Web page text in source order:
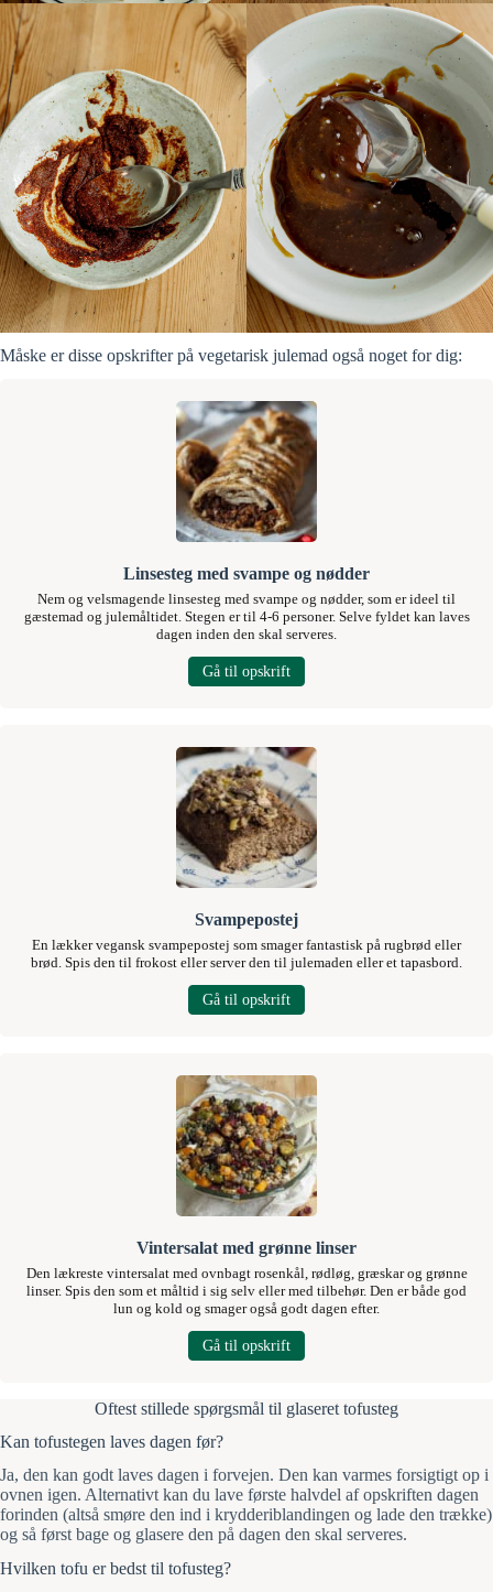
Måske er disse opskrifter på vegetarisk julemad også noget for dig:
Linsesteg med svampe og nødder
Nem og velsmagende linsesteg med svampe og nødder, som er ideel til
gæstemad og julemåltidet. Stegen er til 4-6 personer. Selve fyldet kan laves
dagen inden den skal serveres.
Gå til opskrift
Svampepostej
En lækker vegansk svampepostej som smager fantastisk på rugbrød eller
brød. Spis den til frokost eller server den til julemaden eller et tapasbord.
Gå til opskrift
Vintersalat med grønne linser
Den lækreste vintersalat med ovnbagt rosenkål, rødløg, græskar og grønne
linser. Spis den som et måltid i sig selv eller med tilbehør. Den er både god
lun og kold og smager også godt dagen efter.
Gå til opskrift
Oftest stillede spørgsmål til glaseret tofusteg
Kan tofustegen laves dagen før?
Ja, den kan godt laves dagen i forvejen. Den kan varmes forsigtigt op i
ovnen igen. Alternativt kan du lave første halvdel af opskriften dagen
forinden (altså smøre den ind i krydderiblandingen og lade den trække)
og så først bage og glasere den på dagen den skal serveres.
Hvilken tofu er bedst til tofusteg?